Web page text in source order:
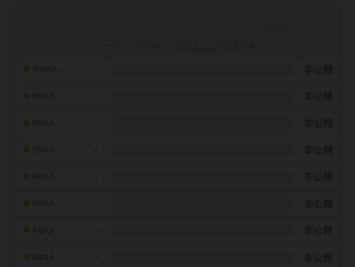
- 非公開
- 非公開
- 非公開
7点の人 - 非公開
- 非公開
- 非公開
- 非公開
- 非公開